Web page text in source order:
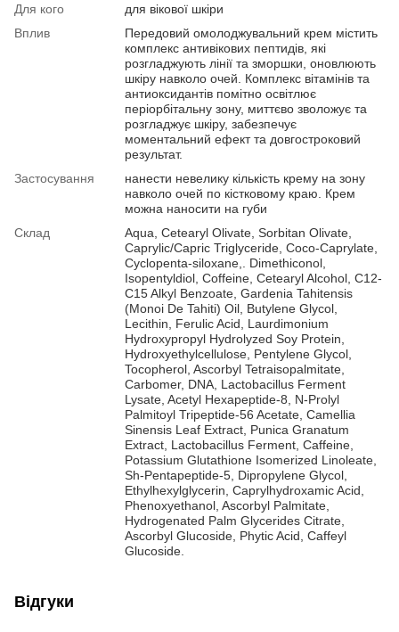
Для кого
для вікової шкіри
Вплив
Передовий омолоджувальний крем містить
комплекс антивікових пептидів, які
розгладжують лінії та зморшки, оновлюють
шкіру навколо очей. Комплекс вітамінів та
антиоксидантів помітно освітлює
періорбітальну зону, миттєво зволожує та
розгладжує шкіру, забезпечує
моментальний ефект та довгостроковий
результат.
Застосування
нанести невелику кількість крему на зону
навколо очей по кістковому краю. Крем
можна наносити на губи
Склад
Aqua, Cetearyl Olivate, Sorbitan Olivate,
Caprylic/Capric Triglyceride, Coco-Caprylate,
Cyclopenta-siloxane,. Dimethiconol,
Isopentyldiol, Coffeine, Cetearyl Alcohol, C12-
C15 Alkyl Benzoate, Gardenia Tahitensis
(Monoi De Tahiti) Oil, Butylene Glycol,
Lecithin, Ferulic Acid, Laurdimonium
Hydroxypropyl Hydrolyzed Soy Protein,
Hydroxyethylcellulose, Pentylene Glycol,
Tocopherol, Ascorbyl Tetraisopalmitate,
Carbomer, DNA, Lactobacillus Ferment
Lysate, Acetyl Hexapeptide-8, N-Prolyl
Palmitoyl Tripeptide-56 Acetate, Camellia
Sinensis Leaf Extract, Punica Granatum
Extract, Lactobacillus Ferment, Caffeine,
Potassium Glutathione Isomerized Linoleate,
Sh-Pentapeptide-5, Dipropylene Glycol,
Ethylhexylglycerin, Caprylhydroxamic Acid,
Phenoxyethanol, Ascorbyl Palmitate,
Hydrogenated Palm Glycerides Citrate,
Ascorbyl Glucoside, Phytic Acid, Caffeyl
Glucoside.
Відгуки